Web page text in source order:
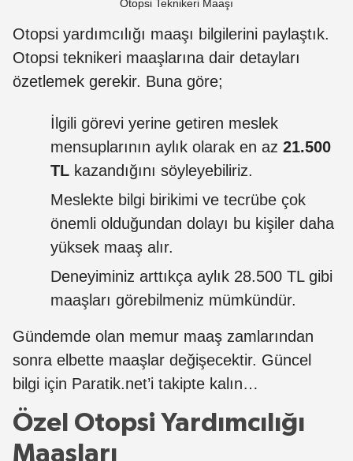
Otopsi Teknikeri Maaşı
Otopsi yardımcılığı maaşı bilgilerini paylaştık.
Otopsi teknikeri maaşlarına dair detayları
özetlemek gerekir. Buna göre;
İlgili görevi yerine getiren meslek
mensuplarının aylık olarak en az 21.500
TL kazandığını söyleyebiliriz.
Meslekte bilgi birikimi ve tecrübe çok
önemli olduğundan dolayı bu kişiler daha
yüksek maaş alır.
Deneyiminiz arttıkça aylık 28.500 TL gibi
maaşları görebilmeniz mümkündür.
Gündemde olan memur maaş zamlarından
sonra elbette maaşlar değişecektir. Güncel
bilgi için Paratik.net’i takipte kalın…
Özel Otopsi Yardımcılığı
Maaşları